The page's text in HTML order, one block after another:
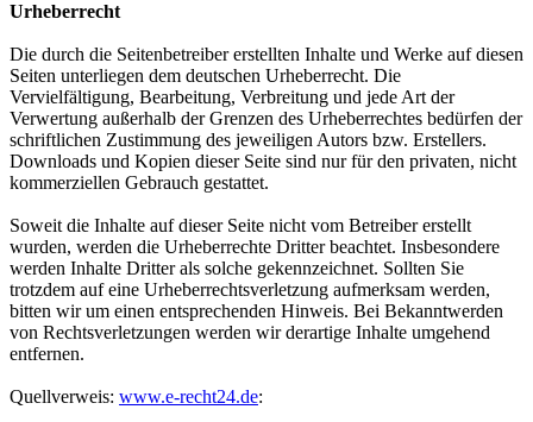
Urheberrecht
Die durch die Seitenbetreiber erstellten Inhalte und Werke auf diesen
Seiten unterliegen dem deutschen Urheberrecht. Die
Vervielfältigung, Bearbeitung, Verbreitung und jede Art der
Verwertung außerhalb der Grenzen des Urheberrechtes bedürfen der
schriftlichen Zustimmung des jeweiligen Autors bzw. Erstellers.
Downloads und Kopien dieser Seite sind nur für den privaten, nicht
kommerziellen Gebrauch gestattet.
Soweit die Inhalte auf dieser Seite nicht vom Betreiber erstellt
wurden, werden die Urheberrechte Dritter beachtet. Insbesondere
werden Inhalte Dritter als solche gekennzeichnet. Sollten Sie
trotzdem auf eine Urheberrechtsverletzung aufmerksam werden,
bitten wir um einen entsprechenden Hinweis. Bei Bekanntwerden
von Rechtsverletzungen werden wir derartige Inhalte umgehend
entfernen.
Quellverweis: www.e-recht24.de: